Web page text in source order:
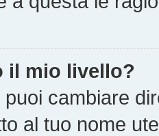
il mio livello?
cambiare
al tuo nome